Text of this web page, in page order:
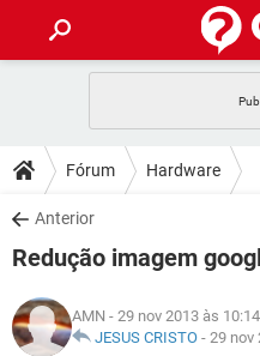
CELULAR
OUTLOOK
INSTAGRAM
GUIA DE COMPRAS
DICAS
JOGOS
INSTAGRAM
DOWNLOADS
JOGOS
CELULAR
OUTLOOK
FÓRUM
JOGOS
GLOSSÁRIO
Fórum Hardware
Anterior
Redução imagem
AMN - 29 nov 2013 às 10:14
JESUS CRISTO - 29 nov